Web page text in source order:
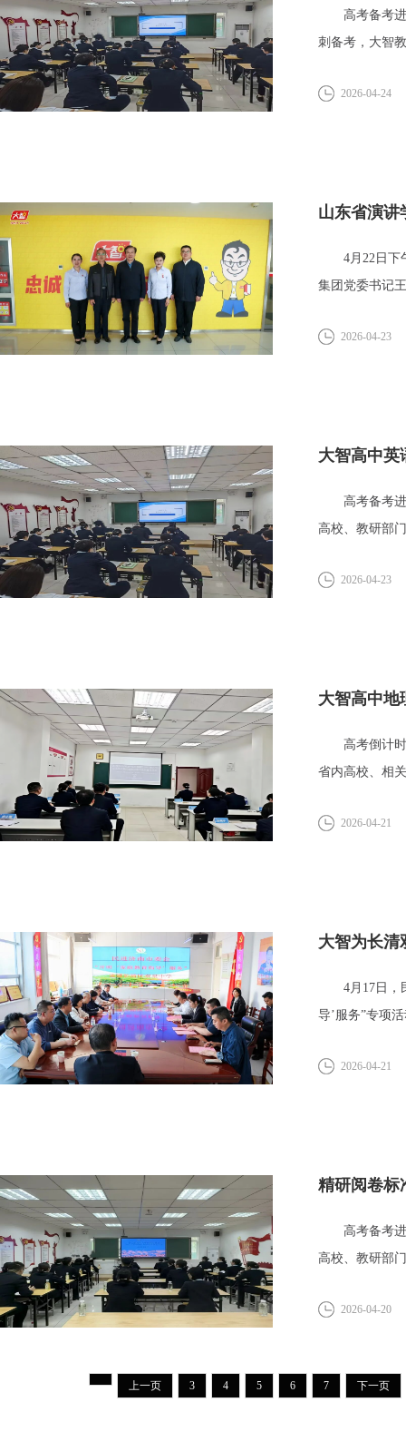
高考备考进
刺备考，大智
2026-04-24
山东省演讲
4月22日下午
集团党委书记
2026-04-23
大智高中英
高考备考进
高校、教研部
2026-04-23
大智高中地
高考倒计时
省内高校、相
2026-04-21
大智为长清
4月17日，民
导’服务”专项
2026-04-21
精研阅卷
高考备考进
高校、教研部
2026-04-20
上一页 3 4 5 6 7 下一页